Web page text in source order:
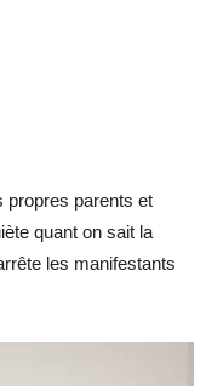
propres parents et
quant on sait la
les manifestants